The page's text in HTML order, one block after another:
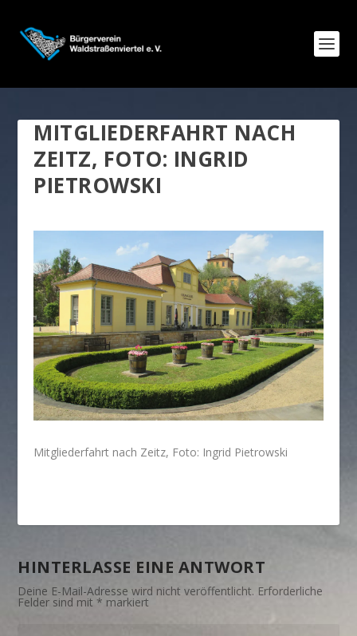
MITGLIEDERFAHRT NACH
ZEITZ, FOTO: INGRID
PIETROWSKI
Mitgliederfahrt nach Zeitz, Foto: Ingrid Pietrowski
HINTERLASSE EINE ANTWORT
Deine E-Mail-Adresse wird nicht veröffentlicht. Erforderliche
Felder sind mit* markiert